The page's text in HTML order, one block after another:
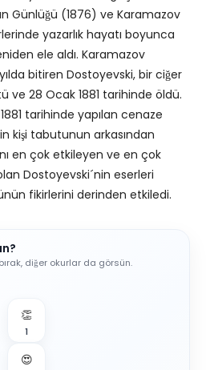
Günlüğü (1876) ve Karamazov
yazarlık hayatı boyunca
ele aldı. Karamazov
yılda bitiren Dostoyevski, bir ciğer
ve 28 Ocak 1881 tarihinde öldü.
tarihinde yapılan cenaze
kişi tabutunun arkasından
en çok etkileyen ve en çok
Dostoyevski´nin eserleri
fikirlerini derinden etkiledi.
diğer okurlar da görsün.
👏
1
😍